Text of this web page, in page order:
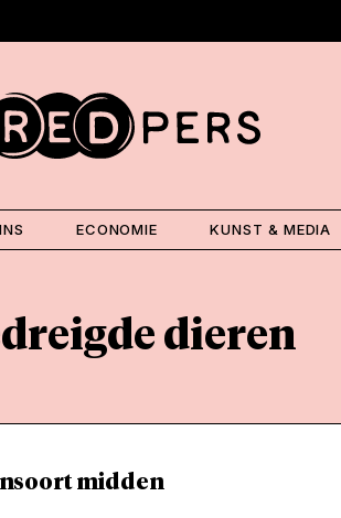
ECONOMIE KUNST & MEDIA
dieren
midden